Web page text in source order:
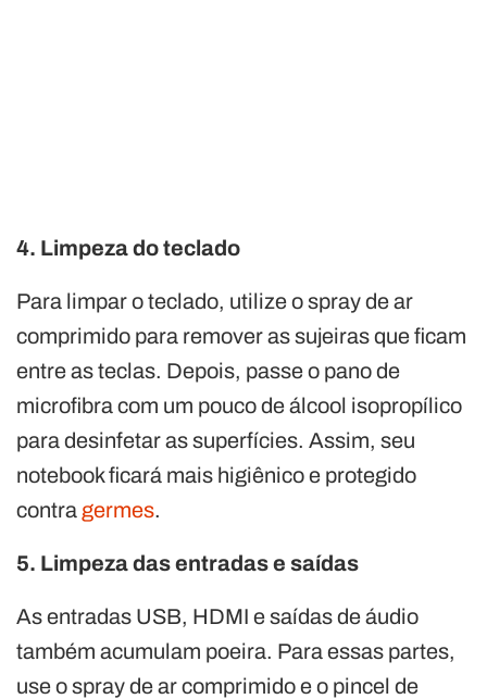
4. Limpeza do teclado
Para limpar o teclado, utilize o spray de ar
comprimido para remover as sujeiras que ficam
entre as teclas. Depois, passe o pano de
microfibra com um pouco de álcool isopropílico
para desinfetar as superfícies. Assim, seu
notebook ficará mais higiênico e protegido
contra germes.
5. Limpeza das entradas e saídas
As entradas USB, HDMI e saídas de áudio
também acumulam poeira. Para essas partes,
use o spray de ar comprimido e o pincel de